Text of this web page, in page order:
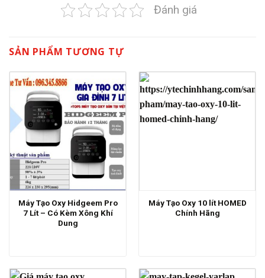
Đánh giá
SẢN PHẨM TƯƠNG TỰ
Máy Tạo Oxy Hidgeem Pro
7 Lít – Có Kèm Xông Khí
Dung
Máy Tạo Oxy 10 lít HOMED
Chính Hãng